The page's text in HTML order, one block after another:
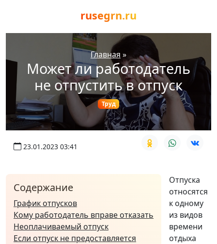
rusegrn.ru
Главная »
Может ли работодатель
не отпустить в отпуск
Труд
23.01.2023 03:41
Содержание
График отпусков
Кому работодатель вправе отказать
Неоплачиваемый отпуск
Если отпуск не предоставляется
Отпуска
относятся
к одному
из видов
времени
отдыха